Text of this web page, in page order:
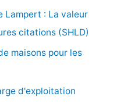
Lampert : La valeur
citations (SHLD)
maisons pour les
d'exploitation